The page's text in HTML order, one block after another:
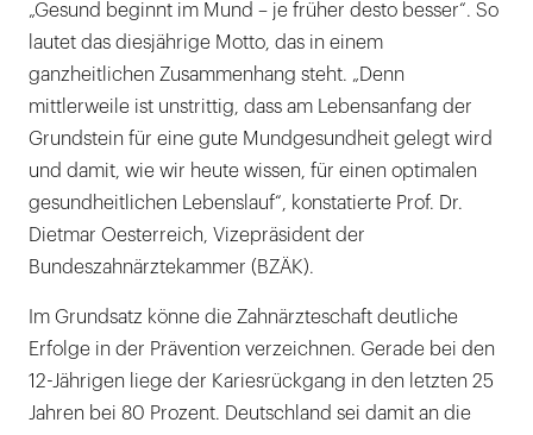
„Gesund beginnt im Mund – je früher desto besser“. So
lautet das diesjährige Motto, das in einem
ganzheitlichen Zusammenhang steht. „Denn
mittlerweile ist unstrittig, dass am Lebensanfang der
Grundstein für eine gute Mundgesundheit gelegt wird
und damit, wie wir heute wissen, für einen optimalen
gesundheitlichen Lebenslauf“, konstatierte Prof. Dr.
Dietmar Oesterreich, Vizepräsident der
Bundeszahnärztekammer (BZÄK).
Im Grundsatz könne die Zahnärzteschaft deutliche
Erfolge in der Prävention verzeichnen. Gerade bei den
12-Jährigen liege der Kariesrückgang in den letzten 25
Jahren bei 80 Prozent. Deutschland sei damit an die